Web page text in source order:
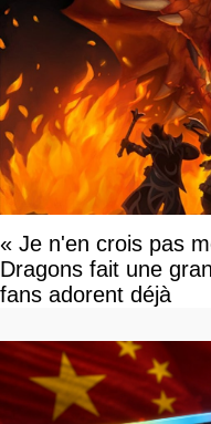
« Je n'en crois pas
Dragons fait une
fans adorent déjà